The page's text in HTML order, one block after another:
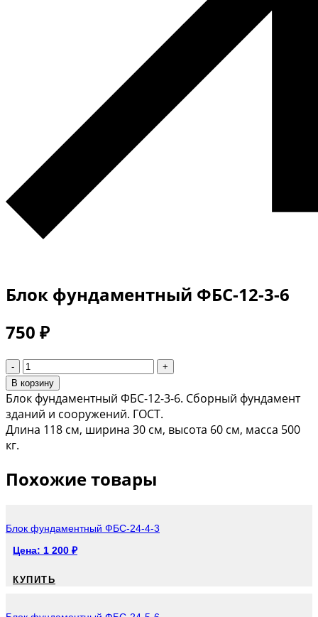
Блок фундаментный ФБС-12-3-6
750 ₽
Quantity
В корзину
Блок фундаментный ФБС-12-3-6. Сборный фундамент
зданий и сооружений. ГОСТ.
Длина 118 см, ширина 30 см, высота 60 см, масса 500
кг.
Похожие товары
Блок фундаментный ФБС-24-4-3
Цена: 1 200 ₽
КУПИТЬ